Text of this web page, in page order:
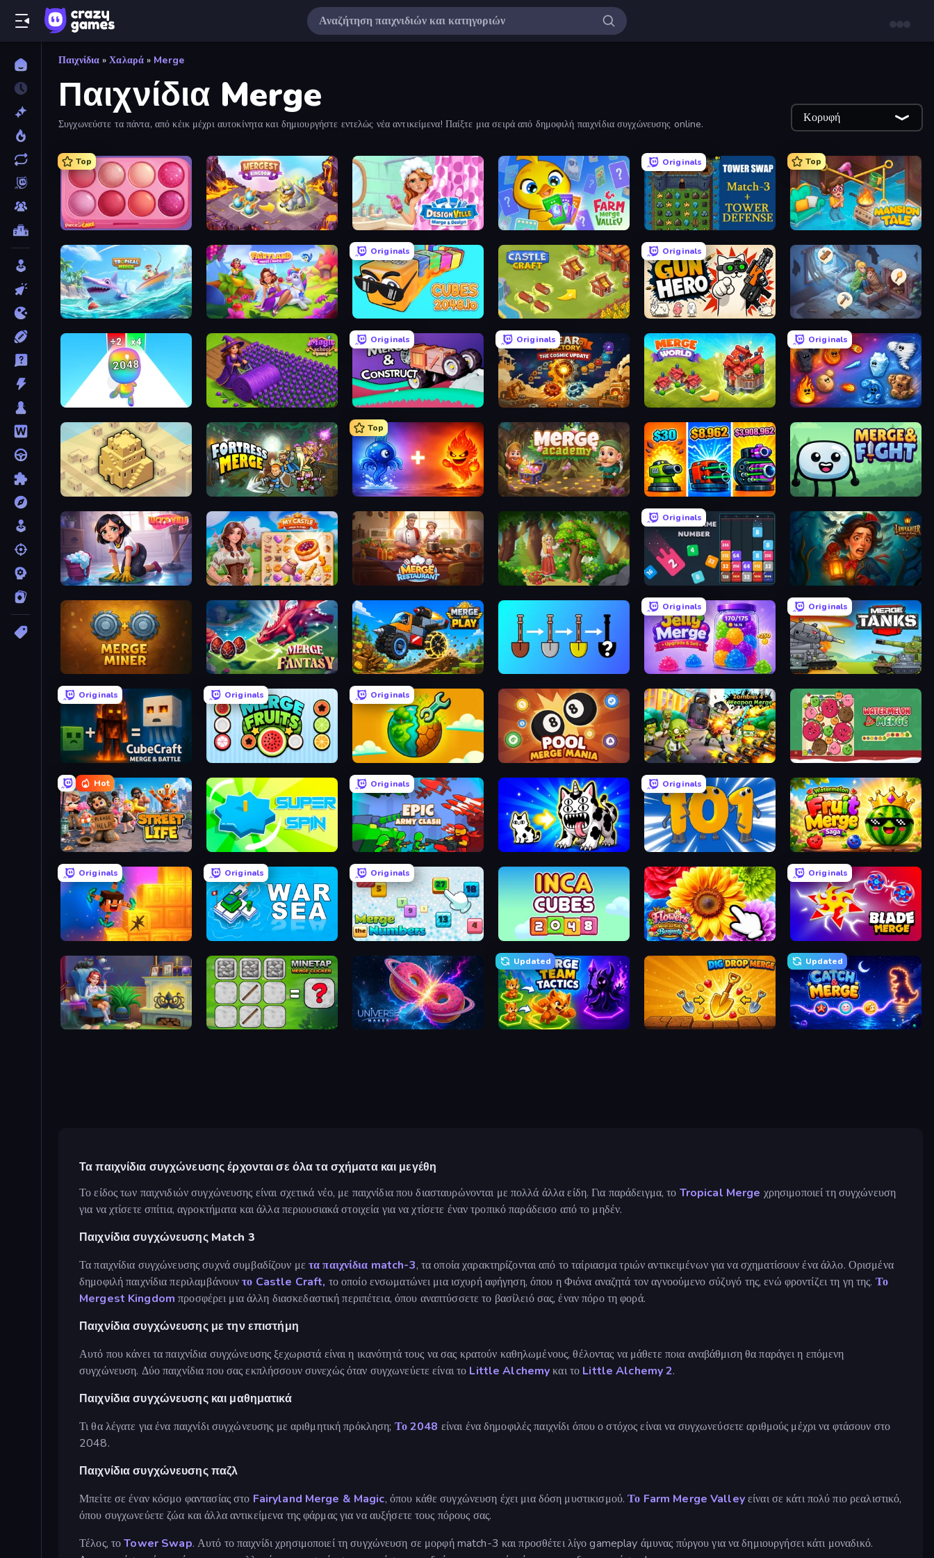
Παιχνίδια » Χαλαρά » Merge
Παιχνίδια Merge
Συγχωνεύστε τα πάντα, από κέικ μέχρι αυτοκίνητα και δημιουργήστε εντελώς νέα αντικείμενα! Παίξτε μια σειρά από δημοφιλή παιχνίδια συγχώνευσης online. Κορυφή
Top
Piece of Cake: Merge and Bake Mergest Kingdom Designville: Merge & Design Farm Merge Valley
Originals
Tower Swap
Top
Mansion Tale: Merge Secrets
Tropical Merge Fairyland Merge & Magic
Originals
Cubes 2048.io Castle Craft
Originals
Gun Hero: Cat Survival Merge Haven
Man Runner 2048 Magic School
Originals
Merge & Construct
Originals
Gear Factory Merge World
Originals
Elemental Merge
City Blocks Fortress Merge
Top
Elemental Monsters: Merge Merge Academy Pumpkin Defense: Merge Cannon Merge & Fight
Lucy’s Ville My Castle: Merge & Story Merge Restaurant Northern Merge
Originals
Drop & Merge the Numbers Lamplighter: Merge & Magic
Merge Fantasy Merge and Play
Originals
Jelly Merge: Upgrade & Sell
Originals
Merge Master Tanks: Tank Wars
Originals
CubeCraft: Merge & Battle
Originals Originals
Land Explorers: Merge & Build Pool Merge Mania Zombies 4 Weapon Merge Fruit Merge: Juicy Drop Game
Hot
Street Life Super Spin
Originals
Epic Army Clash Strange Cats
Originals
Numbers Arena Watermelon Fruit Merge Saga
Originals
Merge & Dig!
Originals
War Sea
Originals
Merge the Numbers Inca Cubes 2048 The Flowers Merge and Sell Bouquets
Originals
Blade Merge
Halloween Merge MineTap Merge Clicker Universe Maker
Updated
Merge Team Tactics Dig Drop Merge
Updated
Catch'N'Merge
Τα παιχνίδια συγχώνευσης έρχονται σε όλα τα σχήματα και μεγέθη
Το είδος των παιχνιδιών συγχώνευσης είναι σχετικά νέο, με παιχνίδια που διασταυρώνονται με πολλά άλλα είδη. Για παράδειγμα, το Tropical Merge χρησιμοποιεί τη συγχώνευση
για να χτίσετε σπίτια, αγροκτήματα και άλλα περιουσιακά στοιχεία για να χτίσετε έναν τροπικό παράδεισο από το μηδέν.
Παιχνίδια συγχώνευσης Match 3
Τα παιχνίδια συγχώνευσης συχνά συμβαδίζουν μετα παιχνίδια match-3, τα οποία χαρακτηρίζονται από το ταίριασμα τριών αντικειμένων για να σχηματίσουν ένα άλλο. Ορισμένα
δημοφιλή παιχνίδια περιλαμβάνουντο Castle Craft, το οποίο ενσωματώνει μια ισχυρή αφήγηση, όπου η Φιόνα αναζητά τον αγνοούμενο σύζυγό της, ενώ φροντίζει τη γη της. Το
Mergest Kingdom προσφέρει μια άλλη διασκεδαστική περιπέτεια, όπου αναπτύσσετε το βασίλειό σας, έναν πόρο τη φορά.
Παιχνίδια συγχώνευσης με την επιστήμη
Αυτό που κάνει τα παιχνίδια συγχώνευσης ξεχωριστά είναι η ικανότητά τους να σας κρατούν καθηλωμένους, θέλοντας να μάθετε ποια αναβάθμιση θα παράγει η επόμενη
συγχώνευση. Δύο παιχνίδια που σας εκπλήσσουν συνεχώς όταν συγχωνεύετε είναι το Little Alchemyκαι το Little Alchemy 2.
Παιχνίδια συγχώνευσης και μαθηματικά
Τι θα λέγατε για ένα παιχνίδι συγχώνευσης με αριθμητική πρόκληση; Το 2048 είναι ένα δημοφιλές παιχνίδι όπου ο στόχος είναι να συγχωνεύσετε αριθμούς μέχρι να φτάσουν στο
2048.
Παιχνίδια συγχώνευσης παζλ
Μπείτε σε έναν κόσμο φαντασίας στο Fairyland Merge & Magic, όπου κάθε συγχώνευση έχει μια δόση μυστικισμού.Το Farm Merge Valleyείναι σε κάτι πολύ πιο ρεαλιστικό,
όπου συγχωνεύετε ζώα και άλλα αντικείμενα της φάρμας για να αυξήσετε τους πόρους σας.
Τέλος, τοTower Swap. Αυτό το παιχνίδι χρησιμοποιεί τη συγχώνευση σε μορφή match-3 και προσθέτει λίγο gameplay άμυνας πύργου για να δημιουργήσει κάτι μοναδικό.